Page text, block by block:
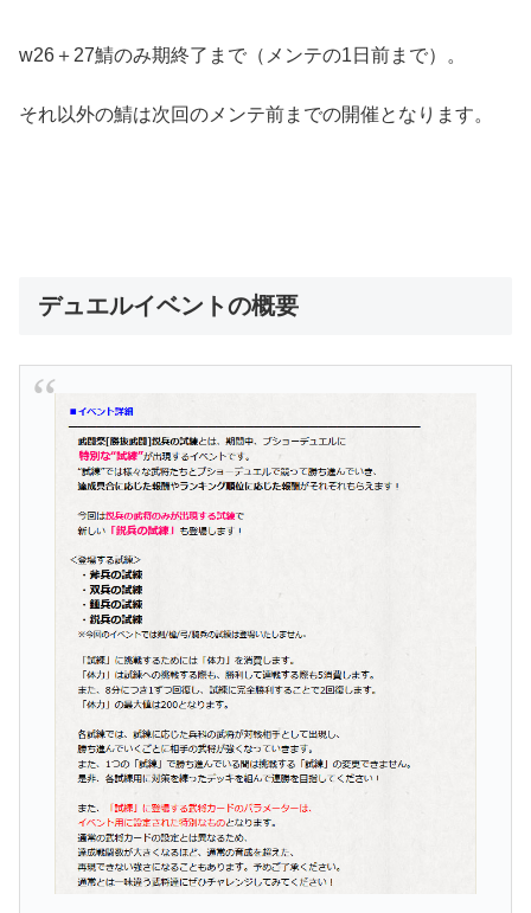
w26＋27鯖のみ期終了まで（メンテの1日前まで）。
それ以外の鯖は次回のメンテ前までの開催となります。
デュエルイベントの概要